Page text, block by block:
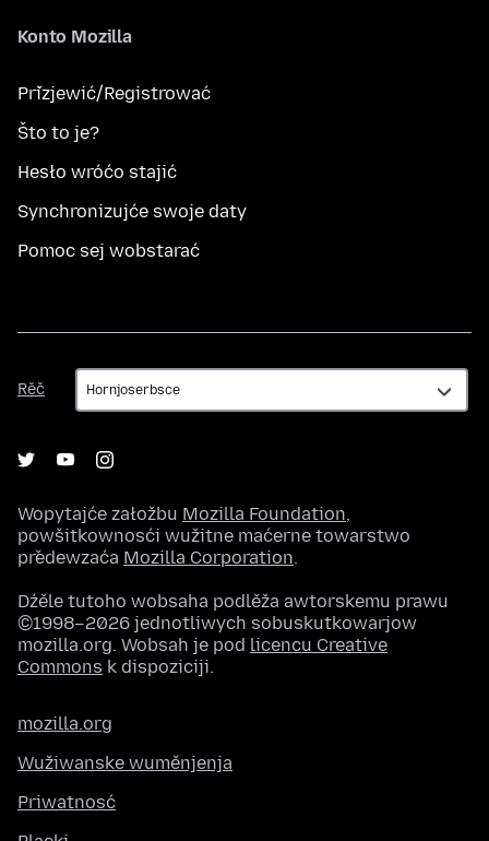
Konto Mozilla
Přizjewić/Registrować
Što to je?
Hesło wróćo stajić
Synchronizujće swoje daty
Pomoc sej wobstarać
Rěč
Rěč
Wopytajće załožbu Mozilla Foundation,
powšitkownosći wužitne maćerne towarstwo
předewzaća Mozilla Corporation.
Dźěle tutoho wobsaha podlěža awtorskemu prawu
©1998–2026 jednotliwych sobuskutkowarjow
mozilla.org. Wobsah je pod licencu Creative
Commons k dispoziciji.
mozilla.org
Wužiwanske wuměnjenja
Priwatnosć